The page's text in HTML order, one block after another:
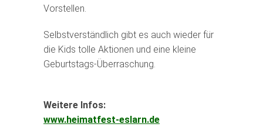
Vorstellen.
Selbstverständlich gibt es auch wieder für
die Kids tolle Aktionen und eine kleine
Geburtstags-Überraschung.
Weitere Infos:
www.heimatfest-eslarn.de